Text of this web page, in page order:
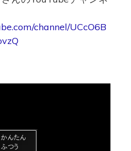
channel/UCcO6B